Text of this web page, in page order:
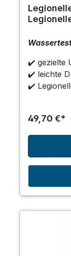
✔️ gezielte
✔️ leichte
✔️
49,70 €*